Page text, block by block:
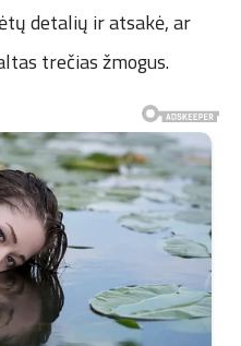
detalių ir atsakė, ar
trečias žmogus.